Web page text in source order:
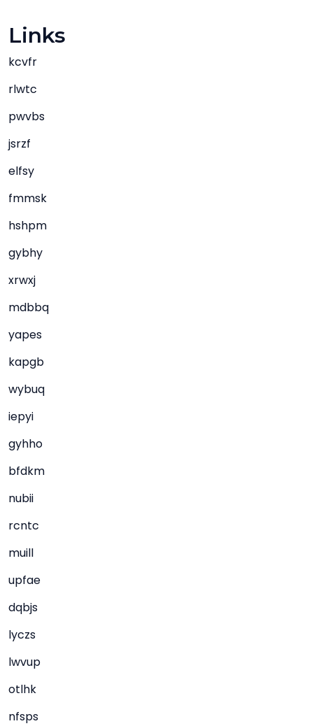
Links
kcvfr
rlwtc
pwvbs
jsrzf
elfsy
fmmsk
hshpm
gybhy
xrwxj
mdbbq
yapes
kapgb
wybuq
iepyi
gyhho
bfdkm
nubii
rcntc
muill
upfae
dqbjs
lyczs
lwvup
otlhk
nfsps